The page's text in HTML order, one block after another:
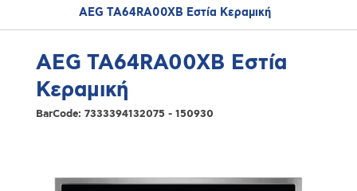
AEG TA64RA00XB Εστία Κεραμική
AEG TA64RA00XB Εστία
Κεραμική
BarCode: 7333394132075 - 150930